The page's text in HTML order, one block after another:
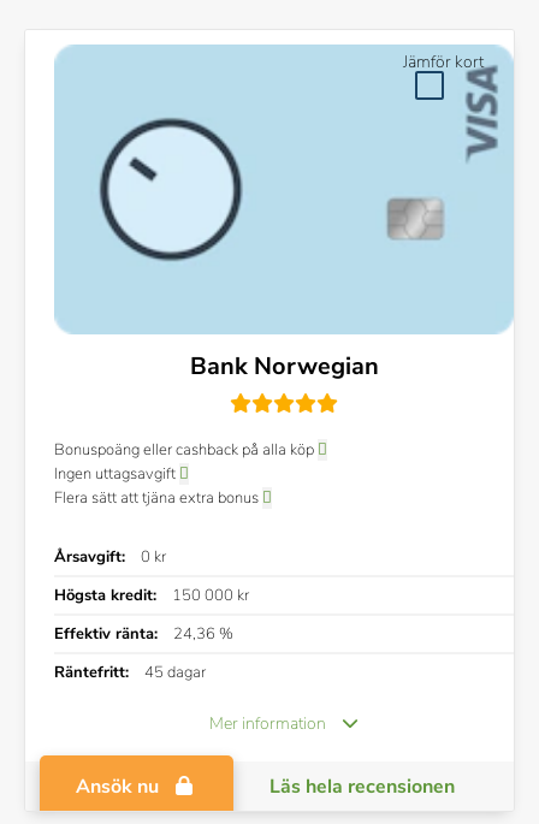
Bank Norwegian
Bonuspoäng eller cashback på alla köp
Ingen uttagsavgift
Flera sätt att tjäna extra bonus
Årsavgift:
0 kr
Högsta kredit:
150 000 kr
Effektiv ränta:
24,36 %
Räntefritt:
45 dagar
Mer information
Ansök nu Läs hela recensionen
Jämför kort